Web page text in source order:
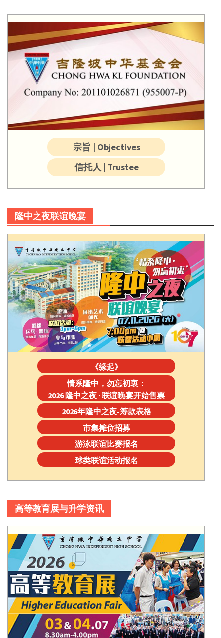
宗旨 | Objectives
信托人 | Trustee
隆中之夜联谊晚宴
《缘起》
情系隆中，勿忘初衷：
2026 隆中之夜 · 联谊晚宴开始售票
2026年隆中之夜-筹款表格
市集摊位招募
游泳联谊比赛报名
球类联谊活动报名
高等教育展与升学资讯